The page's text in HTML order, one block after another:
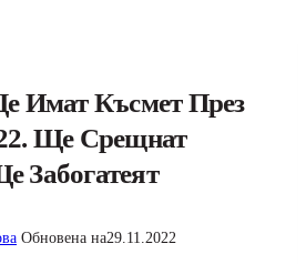
Имат Късмет През
Ще Срещнат
Забогатеят
Обновена на29.11.2022